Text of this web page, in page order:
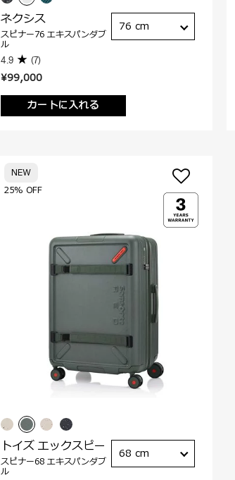
¥99,000
カートに入れる
ネクシス
スピナー76 エキスパンダブ
ル
4.9 (7)
76 cm
25% OFF
NEW
トイズ エックスピー
スピナー68 エキスパンダブ
ル
68 cm